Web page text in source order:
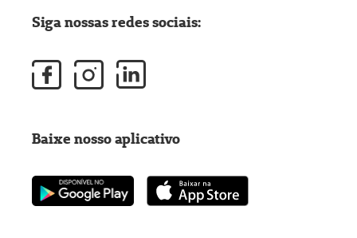
Siga nossas redes sociais:
Baixe nosso aplicativo